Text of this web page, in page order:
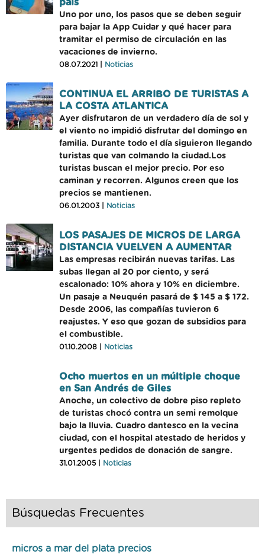
país
Uno por uno, los pasos que se deben seguir
para bajar la App Cuidar y qué hacer para
tramitar el permiso de circulación en las
vacaciones de invierno.
08.07.2021 | Noticias
CONTINUA EL ARRIBO DE TURISTAS A
LA COSTA ATLANTICA
Ayer disfrutaron de un verdadero día de sol y
el viento no impidió disfrutar del domingo en
familia. Durante todo el día siguieron llegando
turistas que van colmando la ciudad.Los
turistas buscan el mejor precio. Por eso
caminan y recorren. Algunos creen que los
precios se mantienen.
06.01.2003 | Noticias
LOS PASAJES DE MICROS DE LARGA
DISTANCIA VUELVEN A AUMENTAR
Las empresas recibirán nuevas tarifas. Las
subas llegan al 20 por ciento, y será
escalonado: 10% ahora y 10% en diciembre.
Un pasaje a Neuquén pasará de $ 145 a $ 172.
Desde 2006, las compañías tuvieron 6
reajustes. Y eso que gozan de subsidios para
el combustible.
01.10.2008 | Noticias
Ocho muertos en un múltiple choque
en San Andrés de Giles
Anoche, un colectivo de dobre piso repleto
de turistas chocó contra un semi remolque
bajo la lluvia. Cuadro dantesco en la vecina
ciudad, con el hospital atestado de heridos y
urgentes pedidos de donación de sangre.
31.01.2005 | Noticias
Búsquedas Frecuentes
micros a mar del plata precios